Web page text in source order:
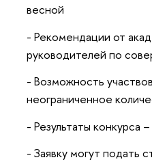
весной
- Рекомендации от
руководителей по
- Возможность
неограниченное
- Результаты конкурса
- Заявку могут подать